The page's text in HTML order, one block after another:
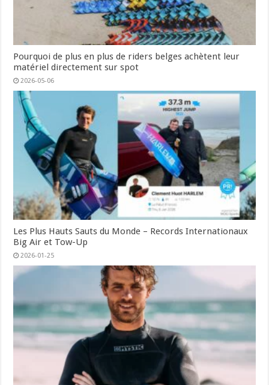
Pourquoi de plus en plus de riders belges achètent leur
matériel directement sur spot
2026-05-06
Les Plus Hauts Sauts du Monde – Records Internationaux
Big Air et Tow-Up
2026-01-25